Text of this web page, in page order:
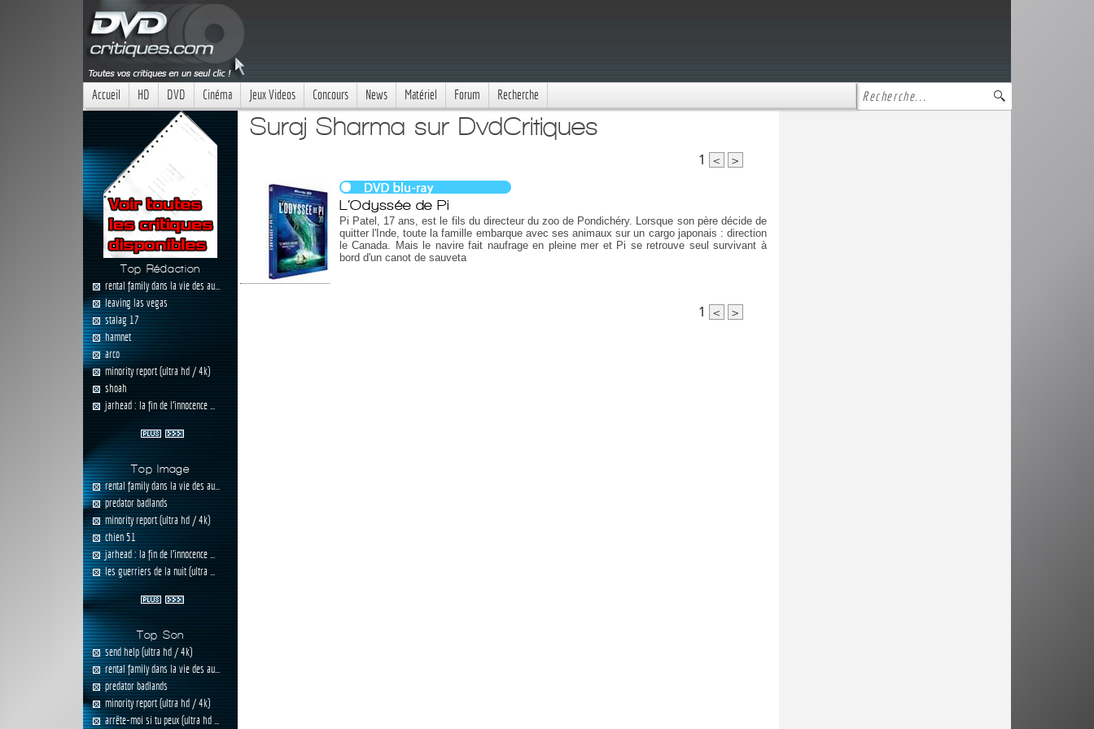
Accueil HD DVD Cinéma Jeux Videos Concours News Matériel Forum Recherche
Top Rédaction
rental family dans la vie des au...
leaving las vegas
stalag 17
hamnet
arco
minority report (ultra hd / 4k)
shoah
jarhead : la fin de l'innocence ...
Top Image
rental family dans la vie des au...
predator badlands
minority report (ultra hd / 4k)
chien 51
jarhead : la fin de l'innocence ...
les guerriers de la nuit (ultra ...
Top Son
send help (ultra hd / 4k)
rental family dans la vie des au...
predator badlands
minority report (ultra hd / 4k)
arrête-moi si tu peux (ultra hd ...
Suraj Sharma sur DvdCritiques
1 < >
L’Odyssée de Pi
Pi Patel, 17 ans, est le fils du directeur du zoo de Pondichéry. Lorsque son père décide de
quitter l'Inde, toute la famille embarque avec ses animaux sur un cargo japonais : direction
le Canada. Mais le navire fait naufrage en pleine mer et Pi se retrouve seul survivant à
bord d'un canot de sauveta
1 < >